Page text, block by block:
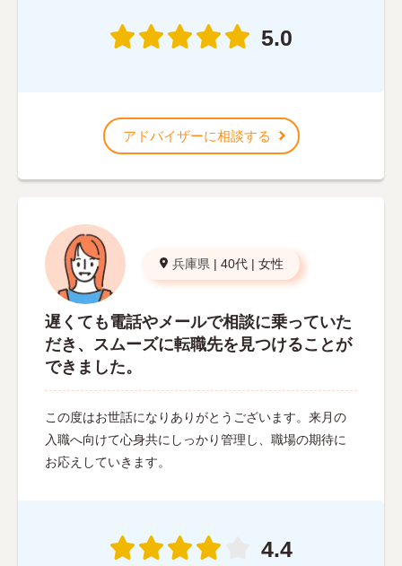
5.0
アドバイザーに相談する
兵庫県 | 40代 | 女性
遅くても電話やメールで相談に乗っていた
だき、スムーズに転職先を見つけることが
できました。
この度はお世話になりありがとうございます。来月の
入職へ向けて心身共にしっかり管理し、職場の期待に
お応えしていきます。
4.4